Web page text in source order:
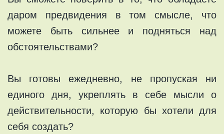
даром предвидения в том смысле, что
можете быть сильнее и подняться над
обстоятельствами?
Вы готовы ежедневно, не пропуская ни
единого дня, укреплять в себе мысли о
действительности, которую бы хотели для
себя создать?